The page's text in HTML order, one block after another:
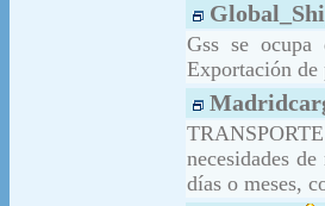
Gss se ocupa
Exportación de
necesidades
días o meses,